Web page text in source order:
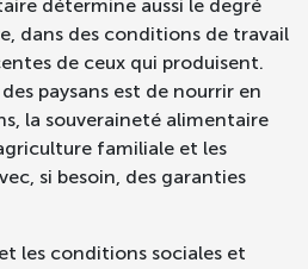
détermine aussi le degré
dans des conditions de travail
de ceux qui produisent.
paysans est de nourrir en
la souveraineté alimentaire
familiale et les
si besoin, des garanties
les conditions sociales et